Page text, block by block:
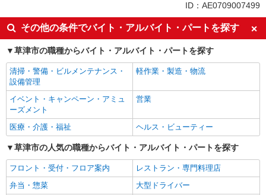
土日祝休み
車通勤OK
ID：AE0709007499
その他の条件でバイト・アルバイト・パートを探す
草津市の職種からバイト・アルバイト・パートを探す
清掃・警備・ビルメンテナンス・
設備管理
軽作業・製造・物流
イベント・キャンペーン・アミュ
ーズメント
営業
医療・介護・福祉 ヘルス・ビューティー
草津市の人気の職種からバイト・アルバイト・パートを探す
フロント・受付・フロア案内
レストラン・専門料理店
弁当・惣菜
大型ドライバー